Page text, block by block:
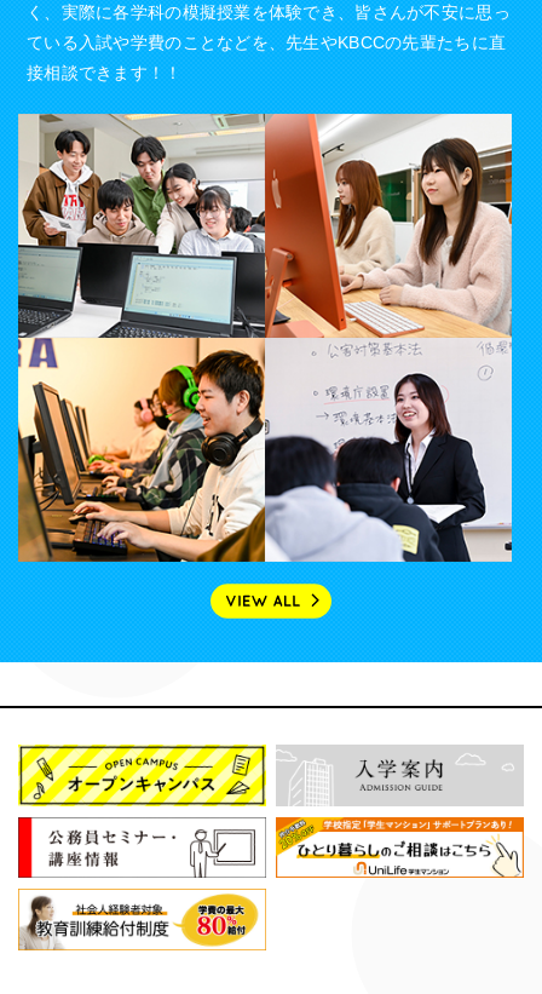
く、実際に各学科の模擬授業を体験でき、皆さんが不安に思っ
ている入試や学費のことなどを、先生やKBCCの先輩たちに直
接相談できます！！